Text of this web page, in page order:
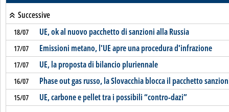
Successive
18/07 UE, ok al nuovo pacchetto di sanzioni alla Russia
17/07 Emissioni metano, l'UE apre una procedura d'infrazione
17/07 UE, la proposta di bilancio pluriennale
16/07 Phase out gas russo, la Slovacchia blocca il pacchetto
15/07 UE, carbone e pellet tra i possibili “contro-dazi”